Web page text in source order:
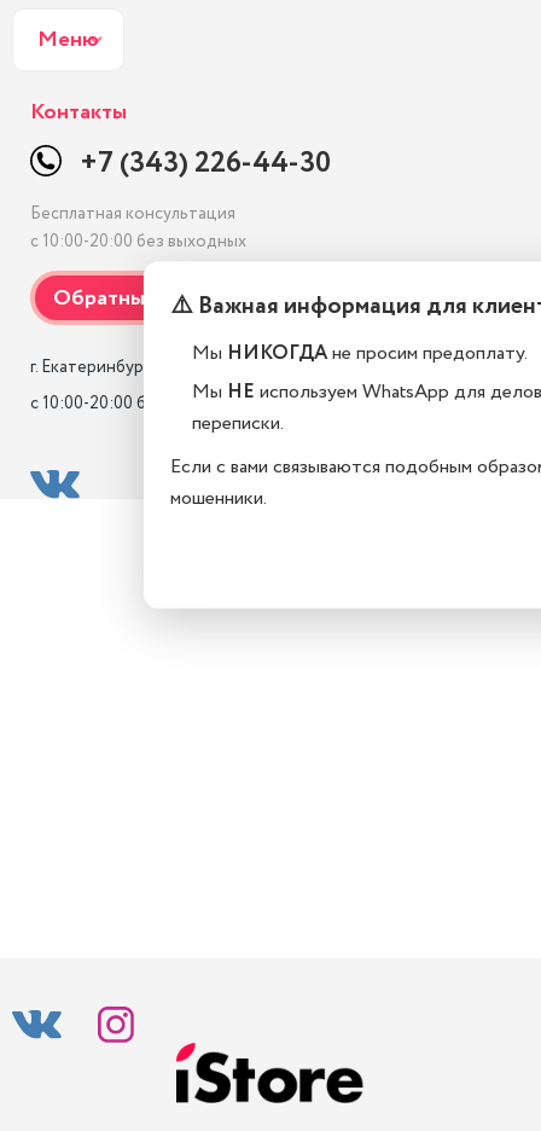
Меню
Контакты
+7 (343) 226-44-30
Бесплатная консультация
с 10:00-20:00 без выходных
г. Екатеринбург, Антона Валека 20
с 10:00-20:00 без выходных
⚠️ Важная информация для
Мы НИКОГДАне просим предоплату.
Мы НЕ используем WhatsApp для
переписки.
Если с вами связываются подобным
мошенники.